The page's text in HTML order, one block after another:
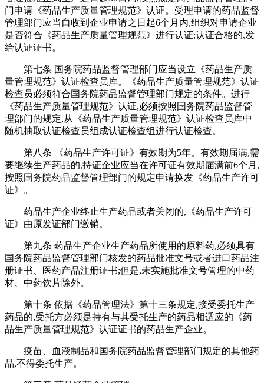
门申请《药品生产质量管理规范》认证。受理申请的药品监督
管理部门应当自收到企业申请之日起6个月内,组织对申请企业
是否符合《药品生产质量管理规范》进行认证;认证合格的,发
给认证证书。
第七条 国务院药品监督管理部门应当设立《药品生产质
量管理规范》认证检查员库。《药品生产质量管理规范》认证
检查员必须符合国务院药品监督管理部门规定的条件。进行
《药品生产质量管理规范》认证,必须按照国务院药品监督管
理部门的规定,从《药品生产质量管理规范》认证检查员库中
随机抽取认证检查员组成认证检查组进行认证检查。
第八条 《药品生产许可证》有效期为5年。有效期届满,需
要继续生产药品的,持证企业应当在许可证有效期届满前6个月,
按照国务院药品监督管理部门的规定申请换发《药品生产许可
证》。
药品生产企业终止生产药品或者关闭的,《药品生产许可
证》由原发证部门缴销。
第九条 药品生产企业生产药品所使用的原料药,必须具有
国务院药品监督管理部门核发的药品批准文号或者进口药品注
册证书、医药产品注册证书;但是,未实施批准文号管理的中药
材、中药饮片除外。
第十条 依据《药品管理法》第十三条规定,接受委托生产
药品的,受托方必须是持有与其受托生产的药品相适应的《药
品生产质量管理规范》认证证书的药品生产企业。
疫苗、血液制品和国务院药品监督管理部门规定的其他药
品,不得委托生产。